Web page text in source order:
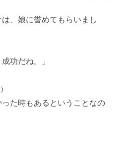
、娘に誉めてもらいまし
功だね。」
た時もあるということなの